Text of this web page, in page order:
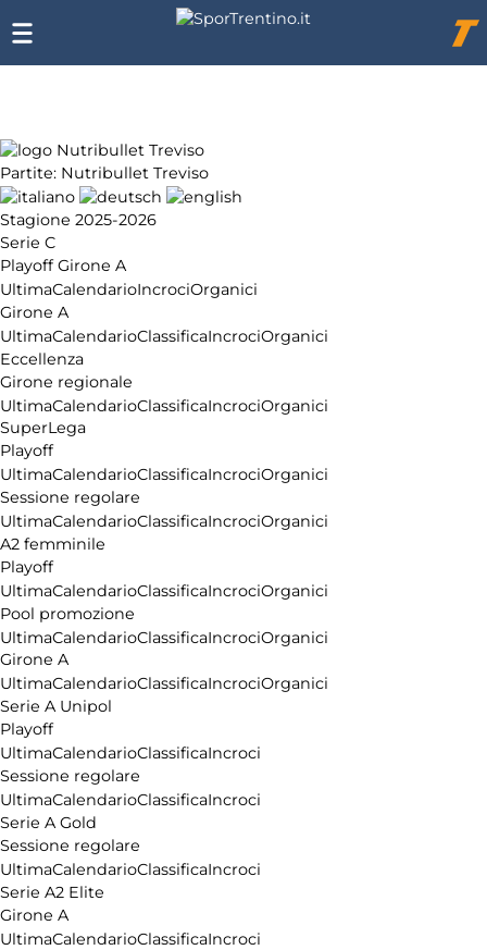
Partite: Nutribullet Treviso
Stagione 2025-2026
Serie C
Playoff Girone A
UltimaCalendarioIncrociOrganici
Girone A
UltimaCalendarioClassificaIncrociOrganici
Eccellenza
Girone regionale
UltimaCalendarioClassificaIncrociOrganici
SuperLega
Playoff
UltimaCalendarioClassificaIncrociOrganici
Sessione regolare
UltimaCalendarioClassificaIncrociOrganici
A2 femminile
Playoff
UltimaCalendarioClassificaIncrociOrganici
Pool promozione
UltimaCalendarioClassificaIncrociOrganici
Girone A
UltimaCalendarioClassificaIncrociOrganici
Serie A Unipol
Playoff
UltimaCalendarioClassificaIncroci
Sessione regolare
UltimaCalendarioClassificaIncroci
Serie A Gold
Sessione regolare
UltimaCalendarioClassificaIncroci
Serie A2 Elite
Girone A
UltimaCalendarioClassificaIncroci
Chi
siamo
Affiliazione